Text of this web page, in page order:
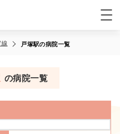
線 戸塚駅の病院一覧
の病院一覧